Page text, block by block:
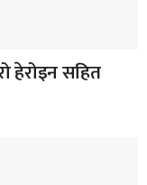
हेरोइन सहित